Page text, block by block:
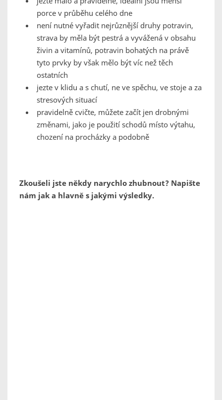
porce v průběhu celého dne
není nutné vyřadit nejrůznější druhy potravin,
strava by měla být pestrá a vyvážená v obsahu
živin a vitamínů, potravin bohatých na právě
tyto prvky by však mělo být víc než těch
ostatních
jezte v klidu a s chutí, ne ve spěchu, ve stoje a za
stresových situací
pravidelně cvičte, můžete začít jen drobnými
změnami, jako je použití schodů místo výtahu,
chození na procházky a podobně
Zkoušeli jste někdy narychlo zhubnout? Napište
nám jak a hlavně s jakými výsledky.